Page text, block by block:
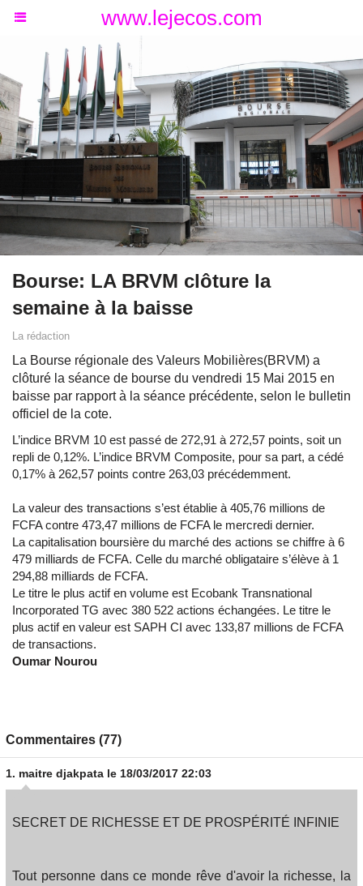
www.lejecos.com
Bourse: LA BRVM clôture la
semaine à la baisse
La rédaction
La Bourse régionale des Valeurs Mobilières(BRVM) a
clôturé la séance de bourse du vendredi 15 Mai 2015 en
baisse par rapport à la séance précédente, selon le bulletin
officiel de la cote.
L’indice BRVM 10 est passé de 272,91 à 272,57 points, soit un
repli de 0,12%. L’indice BRVM Composite, pour sa part, a cédé
0,17% à 262,57 points contre 263,03 précédemment.
La valeur des transactions s’est établie à 405,76 millions de
FCFA contre 473,47 millions de FCFA le mercredi dernier.
La capitalisation boursière du marché des actions se chiffre à 6
479 milliards de FCFA. Celle du marché obligataire s’élève à 1
294,88 milliards de FCFA.
Le titre le plus actif en volume est Ecobank Transnational
Incorporated TG avec 380 522 actions échangées. Le titre le
plus actif en valeur est SAPH CI avec 133,87 millions de FCFA
de transactions.
Oumar Nourou
Commentaires (77)
1. maitre djakpata le 18/03/2017 22:03
SECRET DE RICHESSE ET DE PROSPÉRITÉ INFINIE
Tout personne dans ce monde rêve d'avoir la richesse, la